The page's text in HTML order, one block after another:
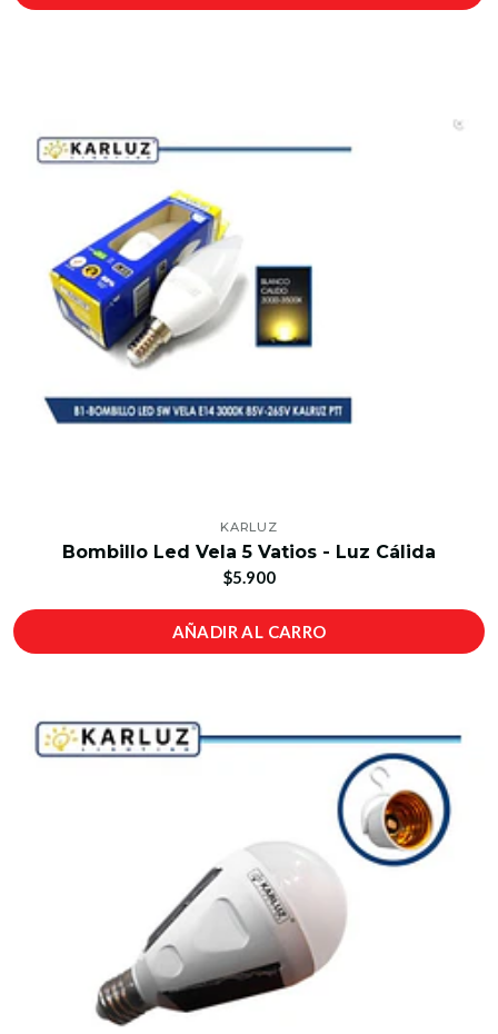
KARLUZ
Bombillo Led Vela 5 Vatios - Luz Cálida
$5.900
AÑADIR AL CARRO